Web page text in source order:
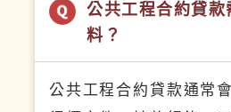
公共工程合約貸
料？
公共工程合約貸款通常